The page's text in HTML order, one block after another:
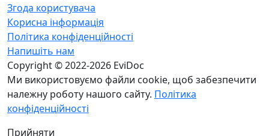
Згода користувача
Корисна інформація
Політика конфіденційності
Напишіть нам
Copyright © 2022-2026 EviDoc
Ми використовуємо файли cookie, щоб забезпечити
належну роботу нашого сайту. Політика
конфіденційності
Прийняти